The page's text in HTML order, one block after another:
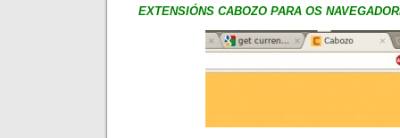
EXTENSIÓNS CABOZO PARA OS